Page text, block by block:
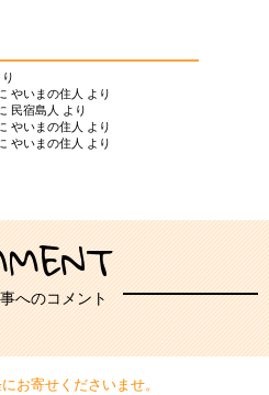
やいまの住人
より
民宿島人
より
やいまの住人
より
やいまの住人 より
へのコメント
お寄せくださいませ。